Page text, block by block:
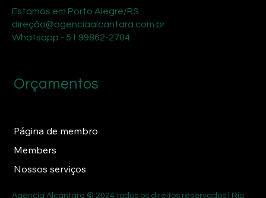
Estamos em Porto Alegre/RS
direção@agenciaalcantara.com.br
Whatsapp - 51 99862-2704
Agência Alcântara © 2024 todos os direitos reservados | Rio
Orçamentos
Página de membro
Members
Nossos serviços